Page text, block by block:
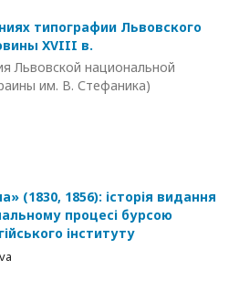
типографии Львовского
XVIII в.
Львовской национальной
им. В. Стефаника)
(1830, 1856): історія видання
процесі бурсою
інституту